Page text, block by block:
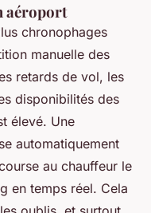
aéroport
chronophages
manuelle des
retards de vol, les
disponibilités des
élevé. Une
automatiquement
au chauffeur le
en temps réel. Cela